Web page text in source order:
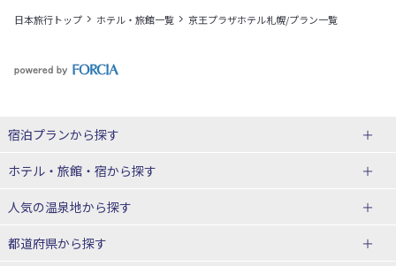
日本旅行トップ ホテル・旅館一覧 京王プラザホテル札幌/プラン一覧
宿泊プランから探す
北海道
東北
青森県
ホテル・旅館・宿から探す
北海道ホテル・旅館
人気の温泉地から探す
北海道
都道府県から探す